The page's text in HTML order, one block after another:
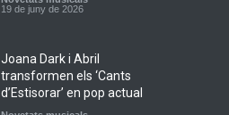
19 de juny de 2026
Joana Dark i Abril
transformen els ‘Cants
d’Estisorar’ en pop actual